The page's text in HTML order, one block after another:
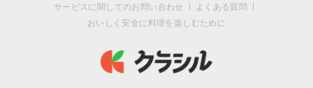
サービスに関してのお問い合わせ
よくある質問
おいしく安全に料理を楽しむために